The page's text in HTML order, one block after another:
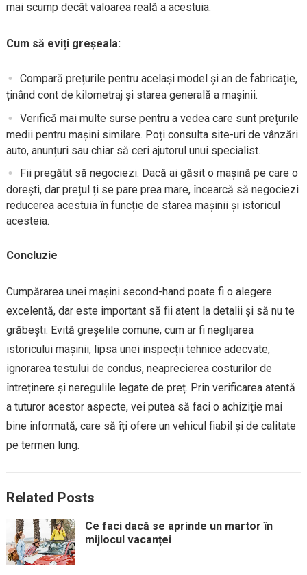
mai scump decât valoarea reală a acestuia.
Cum să eviți greșeala:
Compară prețurile pentru același model și an de fabricație,
ținând cont de kilometraj și starea generală a mașinii.
Verifică mai multe surse pentru a vedea care sunt prețurile
medii pentru mașini similare. Poți consulta site-uri de vânzări
auto, anunțuri sau chiar să ceri ajutorul unui specialist.
Fii pregătit să negociezi. Dacă ai găsit o mașină pe care o
dorești, dar prețul ți se pare prea mare, încearcă să negociezi
reducerea acestuia în funcție de starea mașinii și istoricul
acesteia.
Concluzie
Cumpărarea unei mașini second-hand poate fi o alegere
excelentă, dar este important să fii atent la detalii și să nu te
grăbești. Evită greșelile comune, cum ar fi neglijarea
istoricului mașinii, lipsa unei inspecții tehnice adecvate,
ignorarea testului de condus, neaprecierea costurilor de
întreținere și neregulile legate de preț. Prin verificarea atentă
a tuturor acestor aspecte, vei putea să faci o achiziție mai
bine informată, care să îți ofere un vehicul fiabil și de calitate
pe termen lung.
Related Posts
Ce faci dacă se aprinde un martor în
mijlocul vacanței